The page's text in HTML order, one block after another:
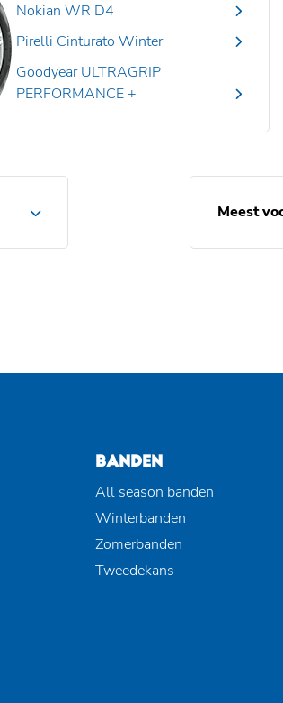
Nokian WR D4
Pirelli Cinturato Winter
Goodyear ULTRAGRIP
PERFORMANCE +
Meest
BANDEN
All season banden
Winterbanden
Zomerbanden
Tweedekans